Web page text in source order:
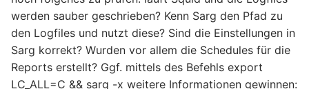
werden sauber geschrieben? Kenn Sarg den Pfad zu
den Logfiles und nutzt diese? Sind die Einstellungen in
Sarg korrekt? Wurden vor allem die Schedules für die
Reports erstellt? Ggf. mittels des Befehls export
LC_ALL=C && sarg -x weitere Informationen gewinnen: